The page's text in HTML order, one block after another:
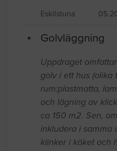
Eskilstuna
Golvläggning
Uppdraget
golv i ett hus (olika
rum:plastmatta,
och lägning av
ca 150 m2. Sen,
inkludera i samma
klinker i köket och